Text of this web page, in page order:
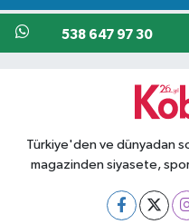
538 647 97 30
Türkiye'den ve dünyadan
magazinden siyasete,